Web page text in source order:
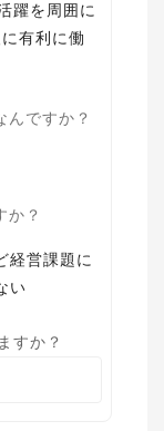
躍を周囲に
有利に働
んですか？
か？
経営課題に
い
すか？